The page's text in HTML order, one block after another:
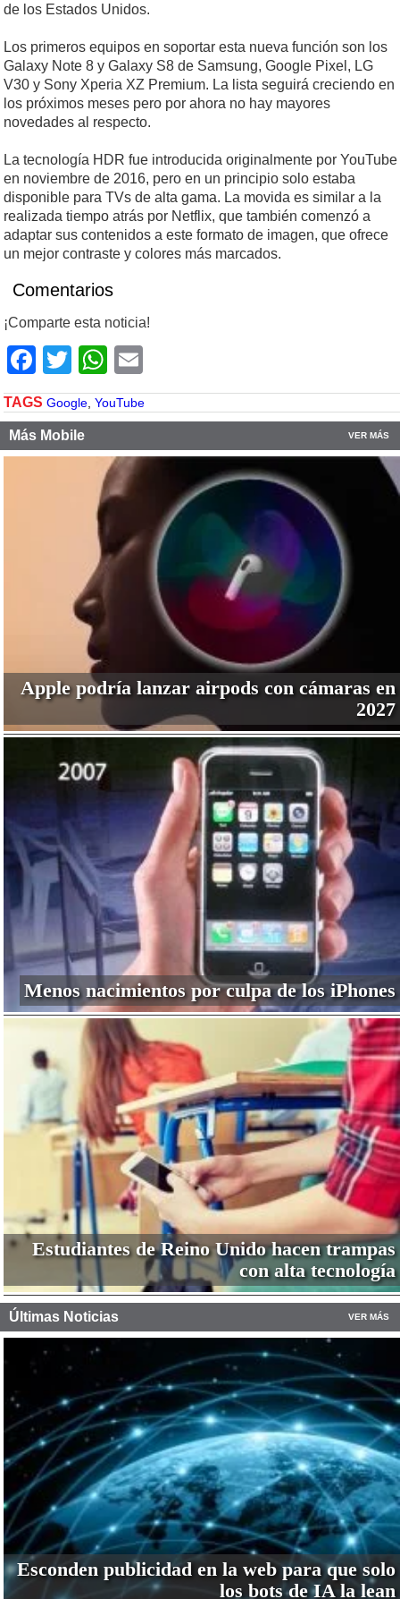
de los Estados Unidos.
Los primeros equipos en soportar esta nueva función son los
Galaxy Note 8 y Galaxy S8 de Samsung, Google Pixel, LG
V30 y Sony Xperia XZ Premium. La lista seguirá creciendo en
los próximos meses pero por ahora no hay mayores
novedades al respecto.
La tecnología HDR fue introducida originalmente por YouTube
en noviembre de 2016, pero en un principio solo estaba
disponible para TVs de alta gama. La movida es similar a la
realizada tiempo atrás por Netflix, que también comenzó a
adaptar sus contenidos a este formato de imagen, que ofrece
un mejor contraste y colores más marcados.
Comentarios
¡Comparte esta noticia!
Facebook
TwitterWhatsApp
TAGS Google YouTube
Más Mobile VER MÁS
Apple podría lanzar airpods con cámaras en
2027
Menos nacimientos por culpa de los iPhones
Estudiantes de Reino Unido hacen trampas
con alta tecnología
Últimas Noticias VER MÁS
Esconden publicidad en la web para que solo
los bots de IA la lean